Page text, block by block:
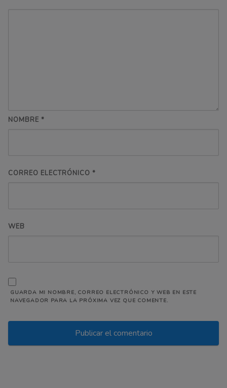
NOMBRE *
CORREO ELECTRÓNICO *
WEB
GUARDA MI NOMBRE, CORREO ELECTRÓNICO Y WEB EN ESTE
NAVEGADOR PARA LA PRÓXIMA VEZ QUE COMENTE.